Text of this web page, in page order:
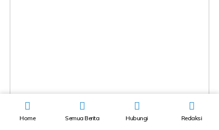
Home Semua Berita Hubungi Redaksi